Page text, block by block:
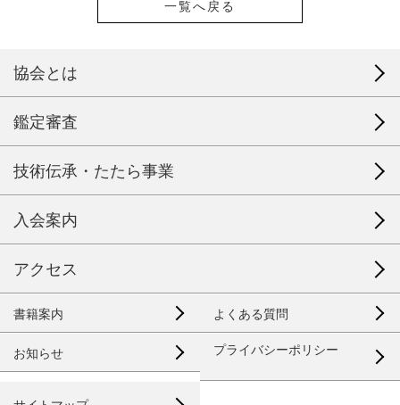
一覧へ戻る
協会とは
鑑定審査
技術伝承・たたら事業
入会案内
アクセス
書籍案内 よくある質問
お知らせ プライバシーポリシー